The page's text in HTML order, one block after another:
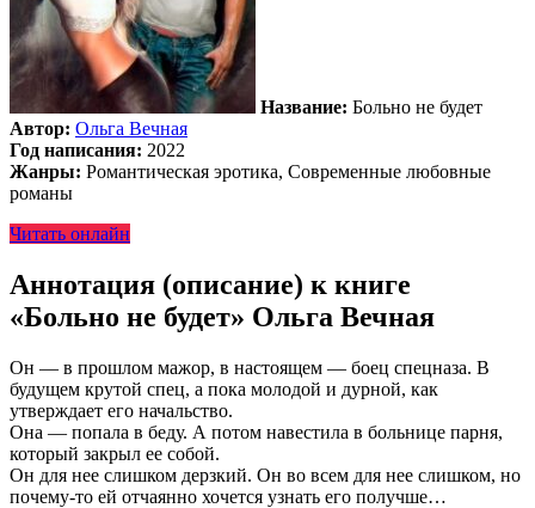
Название: Больно не будет
Автор: Ольга Вечная
Год написания: 2022
Жанры: Романтическая эротика, Современные любовные
романы
Читать онлайн
Аннотация (описание) к книге
«Больно не будет» Ольга Вечная
Он — в прошлом мажор, в настоящем — боец спецназа. В
будущем крутой спец, а пока молодой и дурной, как
утверждает его начальство.
Она — попала в беду. А потом навестила в больнице парня,
который закрыл ее собой.
Он для нее слишком дерзкий. Он во всем для нее слишком, но
почему-то ей отчаянно хочется узнать его получше…